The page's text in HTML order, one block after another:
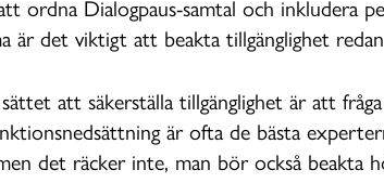
ordna Dialogpaus-samtal och inkludera
är det viktigt att beakta tillgänglighet
att säkerställa tillgänglighet är att
är ofta de bästa
det räcker inte, man bör också beakta